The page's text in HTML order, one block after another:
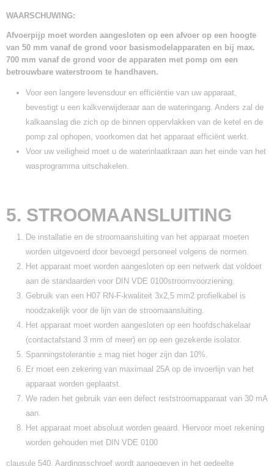
WAARSCHUWING:
Afvoerpijp moet worden aangesloten op een afvoer op een hoogte
van 50 mm vanaf de grond voor basismodelapparaten en bij max.
700 mm vanaf de grond voor de apparaten met pomp om een
betrouwbare waterstroom te handhaven.
Voor een langere levensduur en efficiëntie van uw apparaat,
bevestigt u een kalkverwijderaar aan de wateringang. Anders zal de
kalkaanslag die zich op de binnen oppervlakken van de ketel en de
pomp zal ophopen, voorkomen dat het apparaat efficiënt werkt.
Voor uw veiligheid moet u de waterinlaatkraan aan het einde van het
wasprogramma uitschakelen.
5. STROOMAANSLUITING
De installatie en de stroomaansluiting van het apparaat moeten
worden uitgevoerd door bevoegd personeel volgens de normen.
Het apparaat moet worden aangesloten op een netwerk dat voldoet
aan de standaarden voor DIN VDE 0100stroomvoorziening.
Gebruik van een H07 RN-F-kwaliteit 3x2,5 mm2 profielkabel is
noodzakelijk voor de lijn van de stroomaansluiting.
Het apparaat moet worden aangesloten op een hoofdschakelaar
(contactafstand 3 mm of meer) en op een gezekerde isolator.
Spanningstolerantie ± mag niet hoger zijn dan 10%.
Er moet een zekering van maximaal 25A op de invoerlijn van het
apparaat worden geplaatst.
We raden het gebruik van een defect reststroomapparaat van 30 mA
aan.
Het apparaat moet absoluut worden geaard. Hiervoor moet rekening
worden gehouden met DIN VDE 0100
clausule 540. Aardingsschroef wordt aangegeven in het gedeelte